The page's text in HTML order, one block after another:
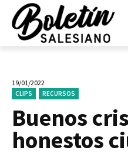
19/01/2022
CLIPS RECURSOS
Buenos
honestos